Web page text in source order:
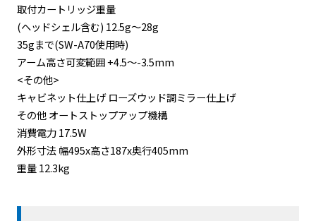
取付カートリッジ重量
(ヘッドシェル含む) 12.5g～28g
35gまで(SW-A70使用時)
アーム高さ可変範囲 +4.5～-3.5mm
<その他>
キャビネット仕上げ ローズウッド調ミラー仕上げ
その他 オートストップアップ機構
消費電力 17.5W
外形寸法 幅495x高さ187x奥行405mm
重量 12.3kg